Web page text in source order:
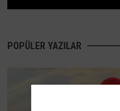
POPÜLER YAZILAR